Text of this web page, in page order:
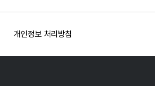
개인정보 처리방침